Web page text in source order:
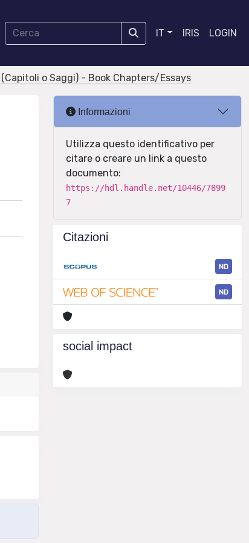
IT IRIS LOGIN
o Saggi) - Book Chapters/Essays
Informazioni
Utilizza questo identificativo per
citare o creare un link a questo
documento:
https://hdl.handle.net/10446/7899
7
Citazioni
ND
ND
social impact